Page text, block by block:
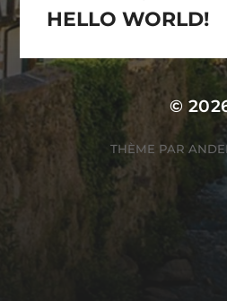
HELLO WORLD!
©
THÈME PAR